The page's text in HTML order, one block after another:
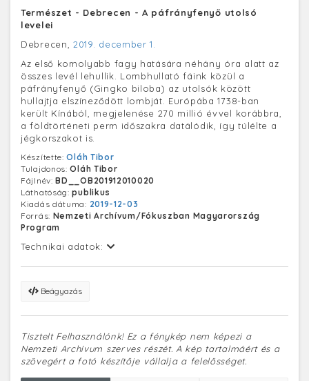
Természet - Debrecen - A páfrányfenyő utolsó
levelei
Debrecen, 2019. december 1.
Az első komolyabb fagy hatására néhány óra alatt az
összes levél lehullik. Lombhullató fáink közül a
páfrányfenyő (Gingko biloba) az utolsók között
hullajtja elszíneződött lombját. Európába 1738-ban
került Kínából, megjelenése 270 millió évvel korábbra,
a földtörténeti perm időszakra datálódik, így túlélte a
jégkorszakot is.
Készítette:Oláh Tibor
Tulajdonos:Oláh Tibor
Fájlnév:BD__OB201912010020
Láthatóság:publikus
Kiadás dátuma: 2019-12-03
Forrás: Nemzeti Archívum/Fókuszban Magyarország
Program
Technikai adatok:
Beágyazás
Tisztelt Felhasználónk! Ez a fénykép nem képezi a
Nemzeti Archívum szerves részét. A kép tartalmáért és a
szövegért a fotó készítője vállalja a felelősséget.